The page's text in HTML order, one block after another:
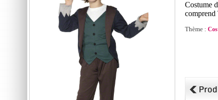
Costume
comprend
Thème :